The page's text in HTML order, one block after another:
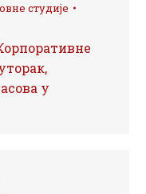
студије
у